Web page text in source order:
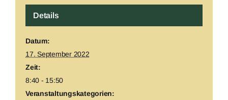
Details
Datum:
17. September 2022
Zeit:
8:40 - 15:50
Veranstaltungskategorien: